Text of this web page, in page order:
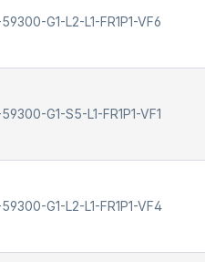
G1-L2-L1-FR1P1-VF6
G1-S5-L1-FR1P1-VF1
G1-L2-L1-FR1P1-VF4